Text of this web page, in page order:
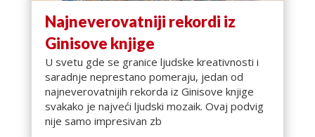
Najneverovatniji rekordi iz
Ginisove knjige
U svetu gde se granice ljudske kreativnosti i
saradnje neprestano pomeraju, jedan od
najneverovatnijih rekorda iz Ginisove knjige
svakako je najveći ljudski mozaik. Ovaj podvig
nije samo impresivan zb